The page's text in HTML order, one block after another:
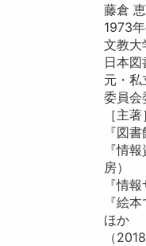
藤倉
1973
文教大
日本
元・
委員会
［主著
『図
『情
房）
『情
『絵
ほか
（